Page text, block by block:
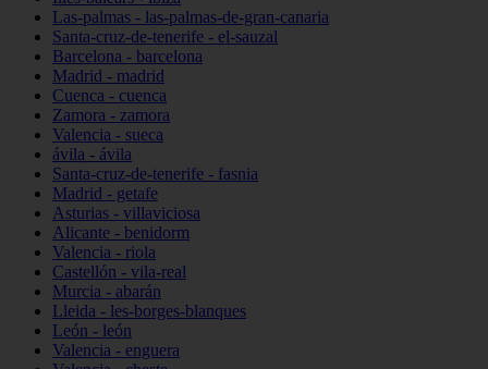
Las-palmas - las-palmas-de-gran-canaria
Santa-cruz-de-tenerife - el-sauzal
Barcelona - barcelona
Madrid - madrid
Cuenca - cuenca
Zamora - zamora
Valencia - sueca
ávila - ávila
Santa-cruz-de-tenerife - fasnia
Madrid - getafe
Asturias - villaviciosa
Alicante - benidorm
Valencia - riola
Castellón - vila-real
Murcia - abarán
Lleida - les-borges-blanques
León - león
Valencia - enguera